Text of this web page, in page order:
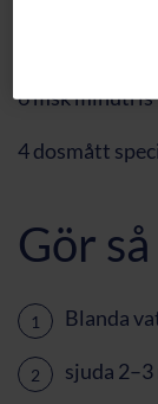
6 msk minutris
4 dosmått
Gör
Blanda
sjuda